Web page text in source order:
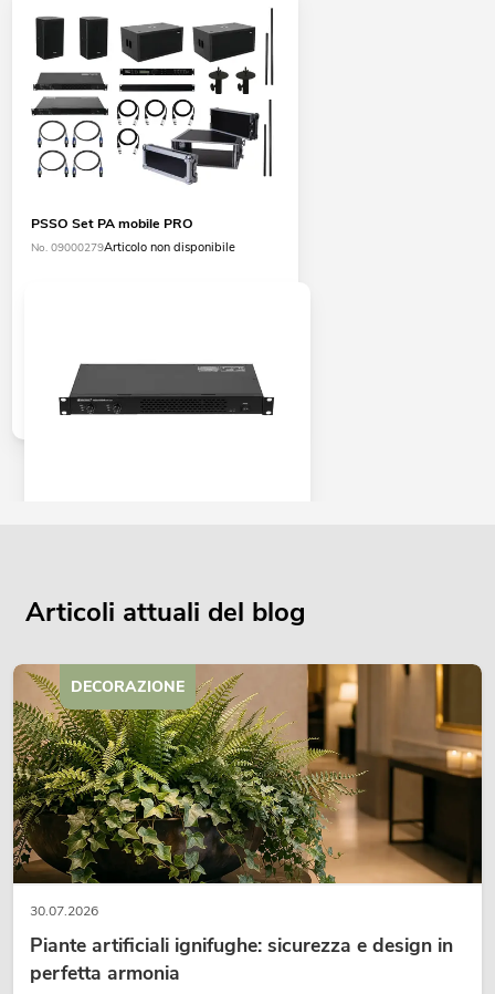
PSSO Set PA mobile PRO
No. 09000279Articolo non disponibile
345,00€
Articoli attuali del blog
30.07.2026
Piante artificiali ignifughe: sicurezza e design in
perfetta armonia
DECORAZIONE